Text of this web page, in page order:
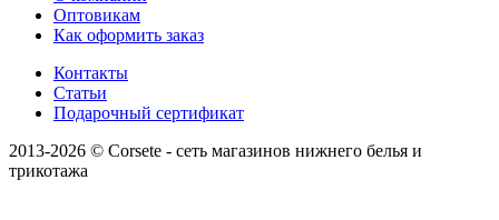
Оптовикам
Как оформить заказ
Контакты
Статьи
Подарочный сертификат
2013-2026 © Corsete - сеть магазинов нижнего белья и
трикотажа